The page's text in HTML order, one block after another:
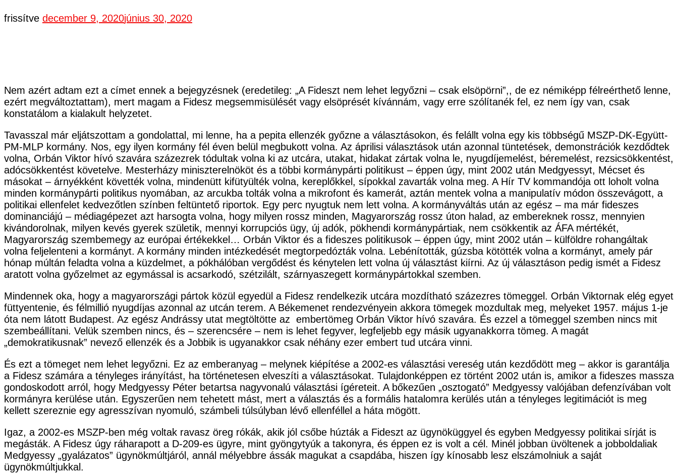
frissítve december 9, 2020június 30, 2020
Nem azért adtam ezt a címet ennek a bejegyzésnek (eredetileg: „A Fideszt nem lehet legyőzni – csak elsöpörni”,, de ez némiképp félreérthető lenne,
ezért megváltoztattam), mert magam a Fidesz megsemmisülését vagy elsöprését kívánnám, vagy erre szólítanék fel, ez nem így van, csak
konstatálom a kialakult helyzetet.
Tavasszal már eljátszottam a gondolattal, mi lenne, ha a pepita ellenzék győzne a választásokon, és felállt volna egy kis többségű MSZP-DK-Együtt-
PM-MLP kormány. Nos, egy ilyen kormány fél éven belül megbukott volna. Az áprilisi választások után azonnal tüntetések, demonstrációk kezdődtek
volna, Orbán Viktor hívó szavára százezrek tódultak volna ki az utcára, utakat, hidakat zártak volna le, nyugdíjemelést, béremelést, rezsicsökkentést,
adócsökkentést követelve. Mesterházy miniszterelnököt és a többi kormánypárti politikust – éppen úgy, mint 2002 után Medgyessyt, Mécset és
másokat – árnyékként követték volna, mindenütt kifütyülték volna, kereplőkkel, sípokkal zavarták volna meg. A Hír TV kommandója ott loholt volna
minden kormánypárti politikus nyomában, az arcukba tolták volna a mikrofont és kamerát, aztán mentek volna a manipulatív módon összevágott, a
politikai ellenfelet kedvezőtlen színben feltüntető riportok. Egy perc nyugtuk nem lett volna. A kormányváltás után az egész – ma már fideszes
dominanciájú – médiagépezet azt harsogta volna, hogy milyen rossz minden, Magyarország rossz úton halad, az embereknek rossz, mennyien
kivándorolnak, milyen kevés gyerek születik, mennyi korrupciós ügy, új adók, pökhendi kormánypártiak, nem csökkentik az ÁFA mértékét,
Magyarország szembemegy az európai értékekkel… Orbán Viktor és a fideszes politikusok – éppen úgy, mint 2002 után – külföldre rohangáltak
volna feljelenteni a kormányt. A kormány minden intézkedését megtorpedózták volna. Lebénították, gúzsba kötötték volna a kormányt, amely pár
hónap múltán feladta volna a küzdelmet, a pókhálóban vergődést és kénytelen lett volna új választást kiírni. Az új választáson pedig ismét a Fidesz
aratott volna győzelmet az egymással is acsarkodó, szétzilált, szárnyaszegett kormánypártokkal szemben.
Mindennek oka, hogy a magyarországi pártok közül egyedül a Fidesz rendelkezik utcára mozdítható százezres tömeggel. Orbán Viktornak elég egyet
füttyentenie, és félmillió nyugdíjas azonnal az utcán terem. A Békemenet rendezvényein akkora tömegek mozdultak meg, melyeket 1957. május 1-je
óta nem látott Budapest. Az egész Andrássy utat megtöltötte az embertömeg Orbán Viktor hívó szavára. És ezzel a tömeggel szemben nincs mit
szembeállítani. Velük szemben nincs, és – szerencsére – nem is lehet fegyver, legfeljebb egy másik ugyanakkorra tömeg. A magát
„demokratikusnak” nevező ellenzék és a Jobbik is ugyanakkor csak néhány ezer embert tud utcára vinni.
És ezt a tömeget nem lehet legyőzni. Ez az emberanyag – melynek kiépítése a 2002-es választási vereség után kezdődött meg – akkor is garantálja
a Fidesz számára a tényleges irányítást, ha történetesen elveszíti a választásokat. Tulajdonképpen ez történt 2002 után is, amikor a fideszes massza
gondoskodott arról, hogy Medgyessy Péter betartsa nagyvonalú választási ígéreteit. A bőkezűen „osztogató” Medgyessy valójában defenzívában volt
kormányra kerülése után. Egyszerűen nem tehetett mást, mert a választás és a formális hatalomra kerülés után a tényleges legitimációt is meg
kellett szereznie egy agresszívan nyomuló, számbeli túlsúlyban lévő ellenféllel a háta mögött.
Igaz, a 2002-es MSZP-ben még voltak ravasz öreg rókák, akik jól csőbe húzták a Fideszt az ügynöküggyel és egyben Medgyessy politikai sírját is
megásták. A Fidesz úgy ráharapott a D-209-es ügyre, mint gyöngytyúk a takonyra, és éppen ez is volt a cél. Minél jobban üvöltenek a jobboldaliak
Medgyessy „gyalázatos” ügynökmúltjáról, annál mélyebbre ássák magukat a csapdába, hiszen így kínosabb lesz elszámolniuk a saját
ügynökmúltjukkal.